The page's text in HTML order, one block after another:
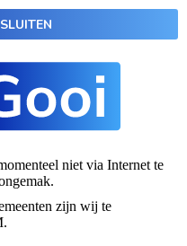
niet via Internet te
zijn wij te